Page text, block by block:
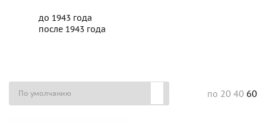
до 1943 года
после 1943 года
по 20 40 60